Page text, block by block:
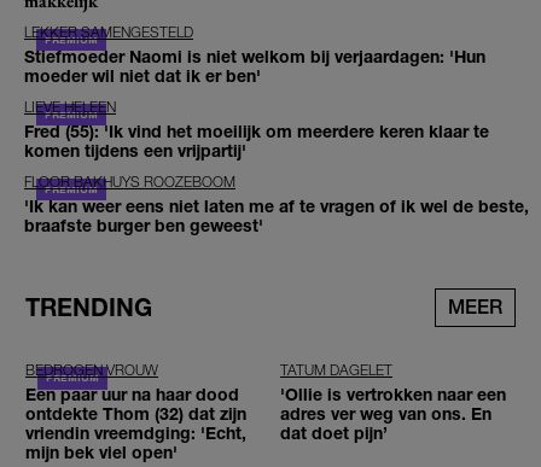
LEKKER SAMENGESTELD
Stiefmoeder Naomi is niet welkom bij verjaardagen: 'Hun
moeder wil niet dat ik er ben'
LIEVE HELEEN
Fred (55): 'Ik vind het moeilijk om meerdere keren klaar te
komen tijdens een vrijpartij'
FLOOR BAKHUYS ROOZEBOOM
'Ik kan weer eens niet laten me af te vragen of ik wel de beste,
braafste burger ben geweest'
TRENDING MEER
BEDROGEN VROUW
Een paar uur na haar dood
ontdekte Thom (32) dat zijn
vriendin vreemdging: 'Echt,
mijn bek viel open'
TATUM DAGELET
'Ollie is vertrokken naar een
adres ver weg van ons. En
dat doet pijn’